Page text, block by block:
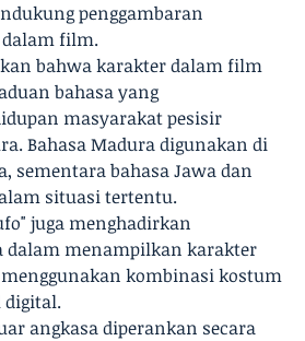
penggambaran
film.
bahwa karakter dalam film
bahasa yang
masyarakat pesisir
Bahasa Madura digunakan di
sementara bahasa Jawa dan
situasi tertentu.
juga menghadirkan
dalam menampilkan karakter
kombinasi kostum
digital.
angkasa diperankan secara